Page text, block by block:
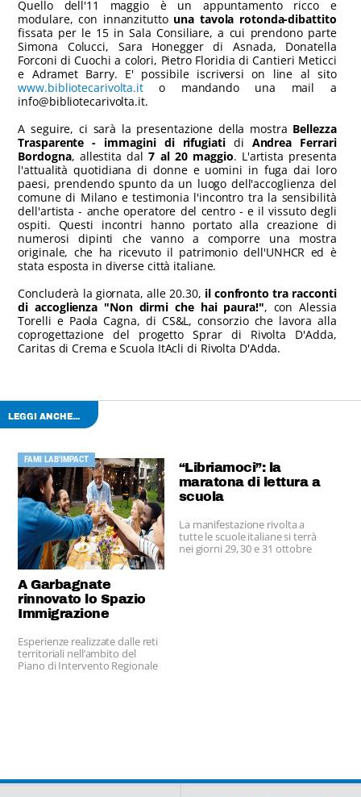
Quello dell'11 maggio è un appuntamento ricco e
modulare, con innanzitutto una tavola rotonda-dibattito
fissata per le 15 in Sala Consiliare, a cui prendono parte
Simona Colucci, Sara Honegger di Asnada, Donatella
Forconi di Cuochi a colori, Pietro Floridia di Cantieri Meticci
e Adramet Barry. E' possibile iscriversi on line al sito
www.bibliotecarivolta.it o mandando una mail a
info@bibliotecarivolta.it.
A seguire, ci sarà la presentazione della mostra Bellezza
Trasparente - immagini di rifugiatidi Andrea Ferrari
Bordogna, allestita dal7 al 20 maggio. L'artista presenta
l'attualità quotidiana di donne e uomini in fuga dai loro
paesi, prendendo spunto da un luogo dell'accoglienza del
comune di Milano e testimonia l'incontro tra la sensibilità
dell'artista - anche operatore del centro - e il vissuto degli
ospiti. Questi incontri hanno portato alla creazione di
numerosi dipinti che vanno a comporre una mostra
originale, che ha ricevuto il patrimonio dell'UNHCR ed è
stata esposta in diverse città italiane.
Concluderà la giornata, alle 20.30, il confronto tra racconti
di accoglienza "Non dirmi che hai paura!", con Alessia
Torelli e Paola Cagna, di CS&L, consorzio che lavora alla
coprogettazione del progetto Sprar di Rivolta D'Adda,
Caritas di Crema e Scuola ItAcli di Rivolta D'Adda.
LEGGI ANCHE...
FAMI LAB'IMPACT
A Garbagnate
rinnovato lo Spazio
Immigrazione
Esperienze realizzate dalle reti
territoriali nell’ambito del
Piano di Intervento Regionale
“Libriamoci”: la
maratona di lettura a
scuola
La manifestazione rivolta a
tutte le scuole italiane si terrà
nei giorni 29, 30 e 31 ottobre